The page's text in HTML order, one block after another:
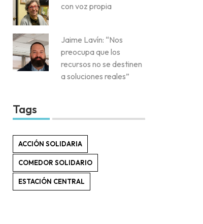
con voz propia
Jaime Lavín: “Nos
preocupa que los
recursos no se destinen
a soluciones reales”
Tags
ACCIÓN SOLIDARIA
COMEDOR SOLIDARIO
ESTACIÓN CENTRAL